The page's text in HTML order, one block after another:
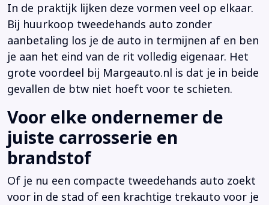
In de praktijk lijken deze vormen veel op elkaar.
Bij huurkoop tweedehands auto zonder
aanbetaling los je de auto in termijnen af en ben
je aan het eind van de rit volledig eigenaar. Het
grote voordeel bij Margeauto.nl is dat je in beide
gevallen de btw niet hoeft voor te schieten.
Voor elke ondernemer de
juiste carrosserie en
brandstof
Of je nu een compacte tweedehands auto zoekt
voor in de stad of een krachtige trekauto voor je